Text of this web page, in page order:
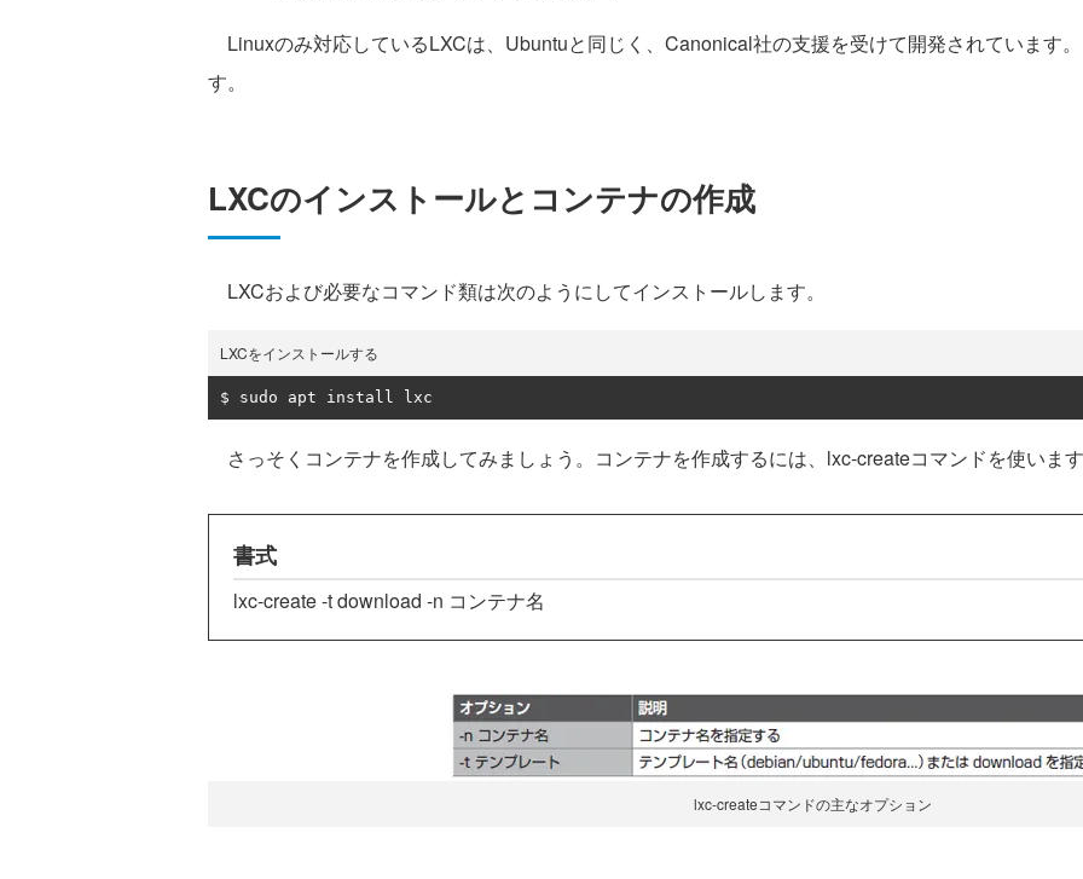
Linuxのみ対応しているLXCは、Ubuntuと同じく、Canonical社の支援を受けて開発されています
す。
LXCのインストールとコンテナの作成
LXCおよび必要なコマンド類は次のようにしてインストールします。
LXCをインストールする
$ sudo apt install lxc
さっそくコンテナを作成してみましょう。コンテナを作成するには、lxc-createコマンドを使いま
書式
lxc-create -t download -n コンテナ名
lxc-createコマンドの主なオプション